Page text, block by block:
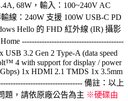
68W，輸入：100~240V AC
線：240W 支援 100W USB-C PD
Hello 的 FHD 紅外線 (IR) 攝影
-----------------------------------------
3.2 Gen 2 Type-A (data speed
4 with support for display / power
1x HDMI 2.1 TMDS 1x 3.5mm
備註：以上
題，請依原廠公告為主 ※硬碟由